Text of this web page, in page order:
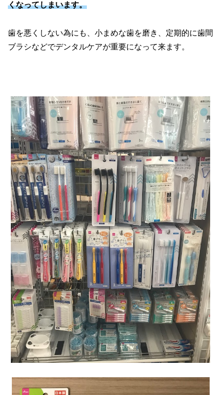
くなってしまいます。
歯を悪くしない為にも、小まめな歯を磨き、定期的に歯間
ブラシなどでデンタルケアが重要になって来ます。